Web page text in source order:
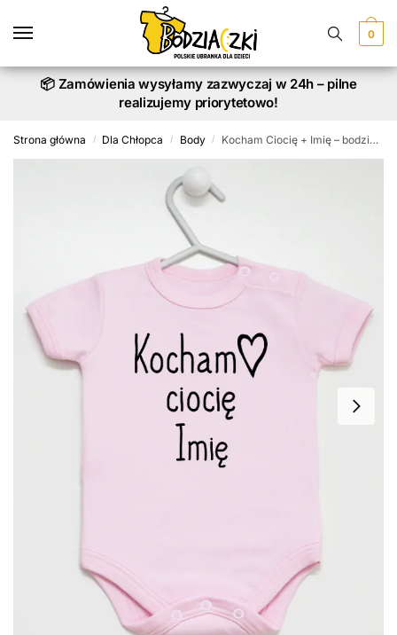
0
📦 Zamówienia wysyłamy zazwyczaj w 24h – pilne
realizujemy priorytetowo!
Strona główna / Dla Chłopca / Body / Kocham Ciocię + Imię – bodziak z napisami